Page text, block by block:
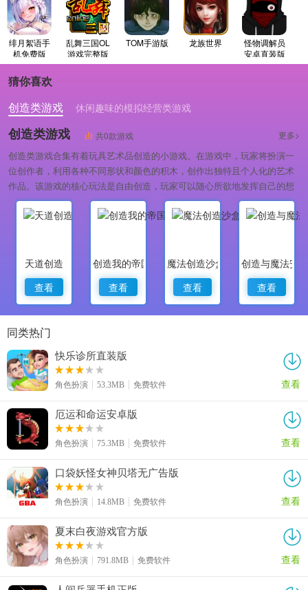
绯月絮语手
机免费版
乱舞三国OL
游戏完整版
TOM手游版 龙族世界
怪物调解员
安卓直装版
猜你喜欢
创造类游戏
休闲趣味的模拟经营类游戏
创造类游戏 共0款游戏 更多>
创造类游戏合集有着玩具艺术品创造的小游戏。在游戏中，玩家将扮演一
位创作者，利用各种不同形状和颜色的积木，创作出独特且个人化的艺术
作品。该游戏的核心玩法是自由创造，玩家可以随心所欲地发挥自己的想
象力，不受任何规则或限制的束缚，只有想象力是他们唯一的限制。
天道创造
查看
创造我的帝国
查看
魔法创造沙盒战争
查看
创造与魔法安
查看
同类热门
快乐诊所直装版
角色扮演 53.3MB 免费软件 查看
厄运和命运安卓版
角色扮演 75.3MB 免费软件 查看
口袋妖怪女神贝塔无广告版
角色扮演 14.8MB 免费软件 查看
夏末白夜游戏官方版
角色扮演 791.8MB 免费软件 查看